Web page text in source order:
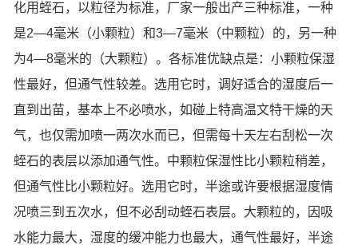
化用蛭石，以粒径为标准，厂家一般出产三种标准，一种
是2—4毫米（小颗粒）和3—7毫米（中颗粒）的，另一种
为4—8毫米的（大颗粒）。各标准优缺点是：小颗粒保湿
性最好，但通气性较差。选用它时，调好适合的湿度后一
直到出苗，基本上不必喷水，如碰上特高温文特干燥的天
气，也仅需加喷一两次水而已，但需每十天左右刮松一次
蛭石的表层以添加通气性。中颗粒保湿性比小颗粒稍差，
但通气性比小颗粒好。选用它时，半途或许要根据湿度情
况喷三到五次水，但不必刮动蛭石表层。大颗粒的，因吸
水能力最大，湿度的缓冲能力也最大，通气性最好，半途